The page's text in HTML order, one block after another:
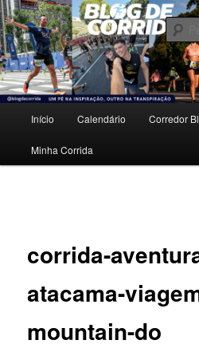
Pular
para
o
conteúdo
principalBlog de Corrida
Um pé na inspiração, outro na
principal
Início Calendário Corredor
Minha Corrida
corrida-
atacama-
mountain-do